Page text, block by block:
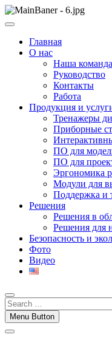
Skip
to
ООО НПП
ООО НПП "АТП" –
Главная
О нас
Наша команда
Руководство
Контакты
Работа
Продукция и
Тренажеры
Приборные
ПО для
ПО для
Эргономика
Модули для
Поддержка и
Решения
Решения в
Решения для
Безопасность и
Фото
Видео
Menu Button